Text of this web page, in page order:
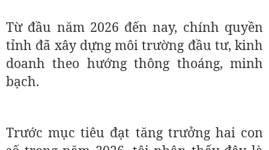
Từ đầu năm 2026 đến nay, chính quyền
tỉnh đã xây dựng môi trường đầu tư, kinh
doanh theo hướng thông thoáng, minh
bạch.
Trước mục tiêu đạt tăng trưởng hai con